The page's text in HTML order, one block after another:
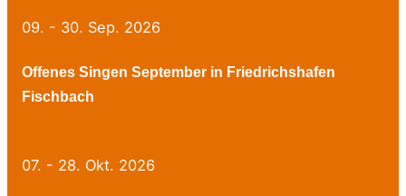
09. - 30. Sep. 2026
Offenes Singen September in Friedrichshafen
Fischbach
07. - 28. Okt. 2026